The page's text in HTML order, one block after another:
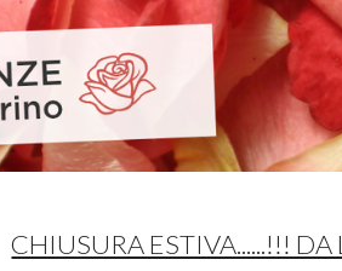
CHIUSURA ESTIVA......!!!